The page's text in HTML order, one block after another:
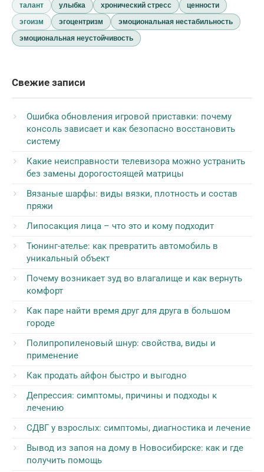
талант
улыбка хронический стресс
ценности
эгоизм
эгоцентризм
эмоциональная нестабильность
эмоциональная неустойчивость
Свежие записи
Ошибка обновления игровой приставки: почему
консоль зависает и как безопасно восстановить
систему
Какие неисправности телевизора можно устранить
без замены дорогостоящей матрицы
Вязаные шарфы: виды вязки, плотность и состав
пряжи
Липосакция лица – что это и кому подходит
Тюнинг-ателье: как превратить автомобиль в
уникальный объект
Почему возникает зуд во влагалище и как вернуть
комфорт
Как паре найти время друг для друга в большом
городе
Полипропиленовый шнур: свойства, виды и
применение
Как продать айфон быстро и выгодно
Депрессия: симптомы, причины и подходы к
лечению
СДВГ у взрослых: симптомы, диагностика и лечение
Вывод из запоя на дому в Новосибирске: как и где
получить помощь